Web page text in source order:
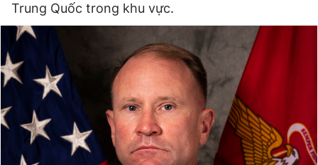
Thông tin tòa soạn Liên hệ quảng cáo
Đọc Thanh Niên trên điện thoại
Trung Quốc trong khu vực.